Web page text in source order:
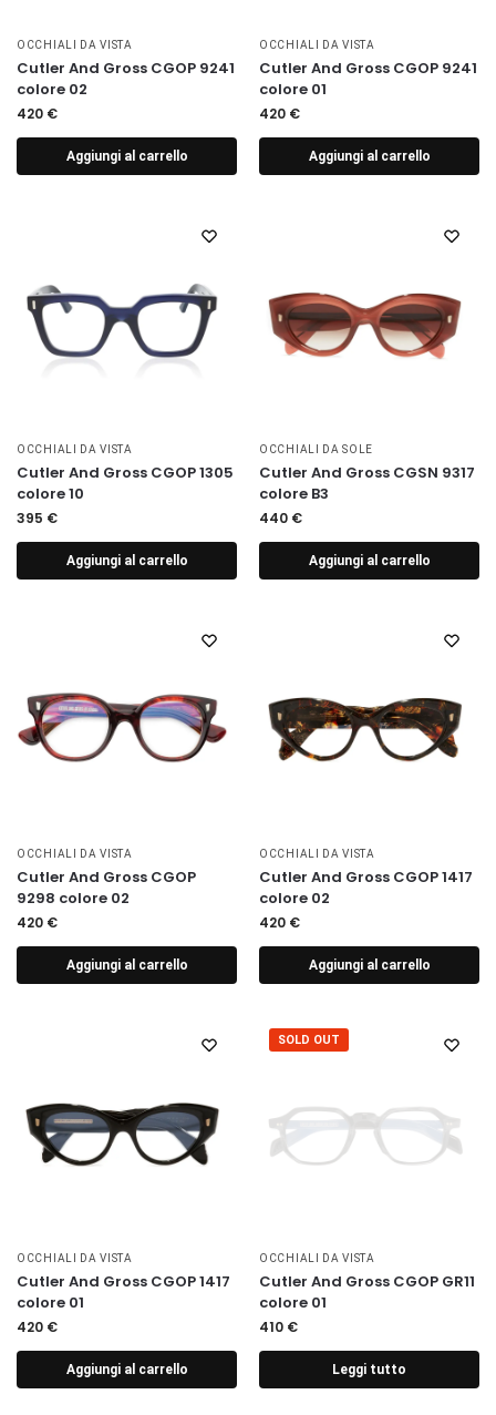
OCCHIALI DA VISTA
Cutler And Gross CGOP 9241
colore 02
420 €
Aggiungi al carrello
OCCHIALI DA VISTA
Cutler And Gross CGOP 9241
colore 01
420 €
Aggiungi al carrello
OCCHIALI DA VISTA
Cutler And Gross CGOP 1305
colore 10
395 €
Aggiungi al carrello
OCCHIALI DA SOLE
Cutler And Gross CGSN 9317
colore B3
440 €
Aggiungi al carrello
OCCHIALI DA VISTA
Cutler And Gross CGOP
9298 colore 02
420 €
Aggiungi al carrello
OCCHIALI DA VISTA
Cutler And Gross CGOP 1417
colore 02
420 €
Aggiungi al carrello
OCCHIALI DA VISTA
Cutler And Gross CGOP 1417
colore 01
420 €
Aggiungi al carrello
SOLD OUT
OCCHIALI DA VISTA
Cutler And Gross CGOP GR11
colore 01
410 €
Leggi tutto